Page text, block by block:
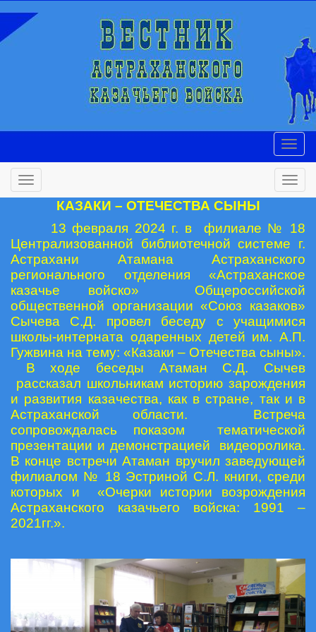
КАЗАКИ – ОТЕЧЕСТВА СЫНЫ
13 февраля 2024 г. в филиале № 18
Централизованной библиотечной системе г.
Астрахани Атамана Астраханского
регионального отделения «Астраханское
казачье войско» Общероссийской
общественной организации «Союз казаков»
Сычева С.Д. провел беседу с учащимися
школы-интерната одаренных детей им. А.П.
Гужвина на тему: «Казаки – Отечества сыны».
В ходе беседы Атаман С.Д. Сычев
рассказал школьникам историю зарождения
и развития казачества, как в стране, так и в
Астраханской области. Встреча
сопровождалась показом тематической
презентации и демонстрацией видеоролика.
В конце встречи Атаман вручил заведующей
филиалом № 18 Эстриной С.Л. книги, среди
которых и «Очерки истории возрождения
Астраханского казачьего войска: 1991 –
2021гг.».